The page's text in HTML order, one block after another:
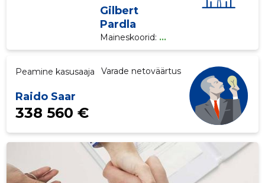
Gilbert
Pardla
Maineskoorid: ...
Peamine kasusaaja
Raido Saar
Varade netoväärtus
338 560 €